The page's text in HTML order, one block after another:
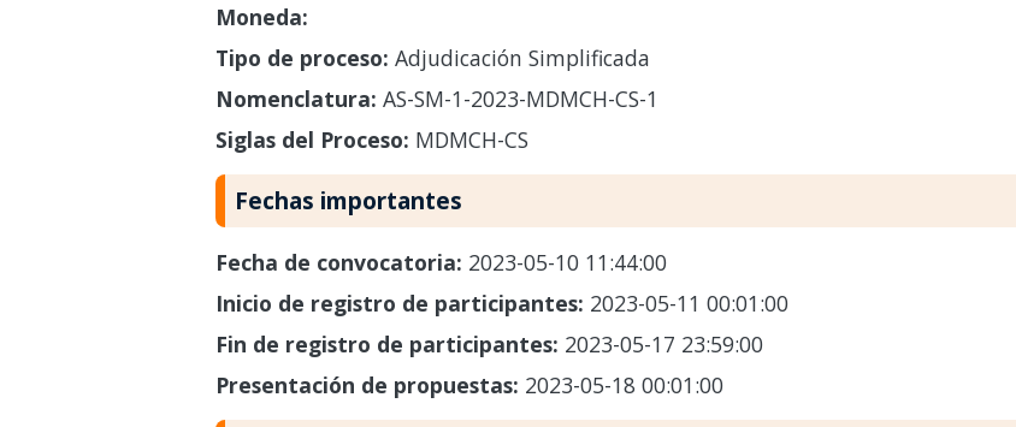
Moneda:
Tipo de proceso: Adjudicación Simplificada
Nomenclatura: AS-SM-1-2023-MDMCH-CS-1
Siglas del Proceso: MDMCH-CS
Fechas importantes
Fecha de convocatoria: 2023-05-10 11:44:00
Inicio de registro de participantes: 2023-05-11 00:01:00
Fin de registro de participantes: 2023-05-17 23:59:00
Presentación de propuestas: 2023-05-18 00:01:00